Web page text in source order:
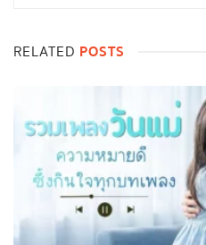
RELATED POSTS